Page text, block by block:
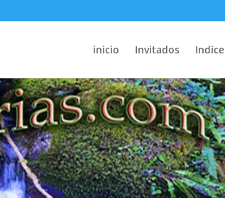
inicio Invitados Indice